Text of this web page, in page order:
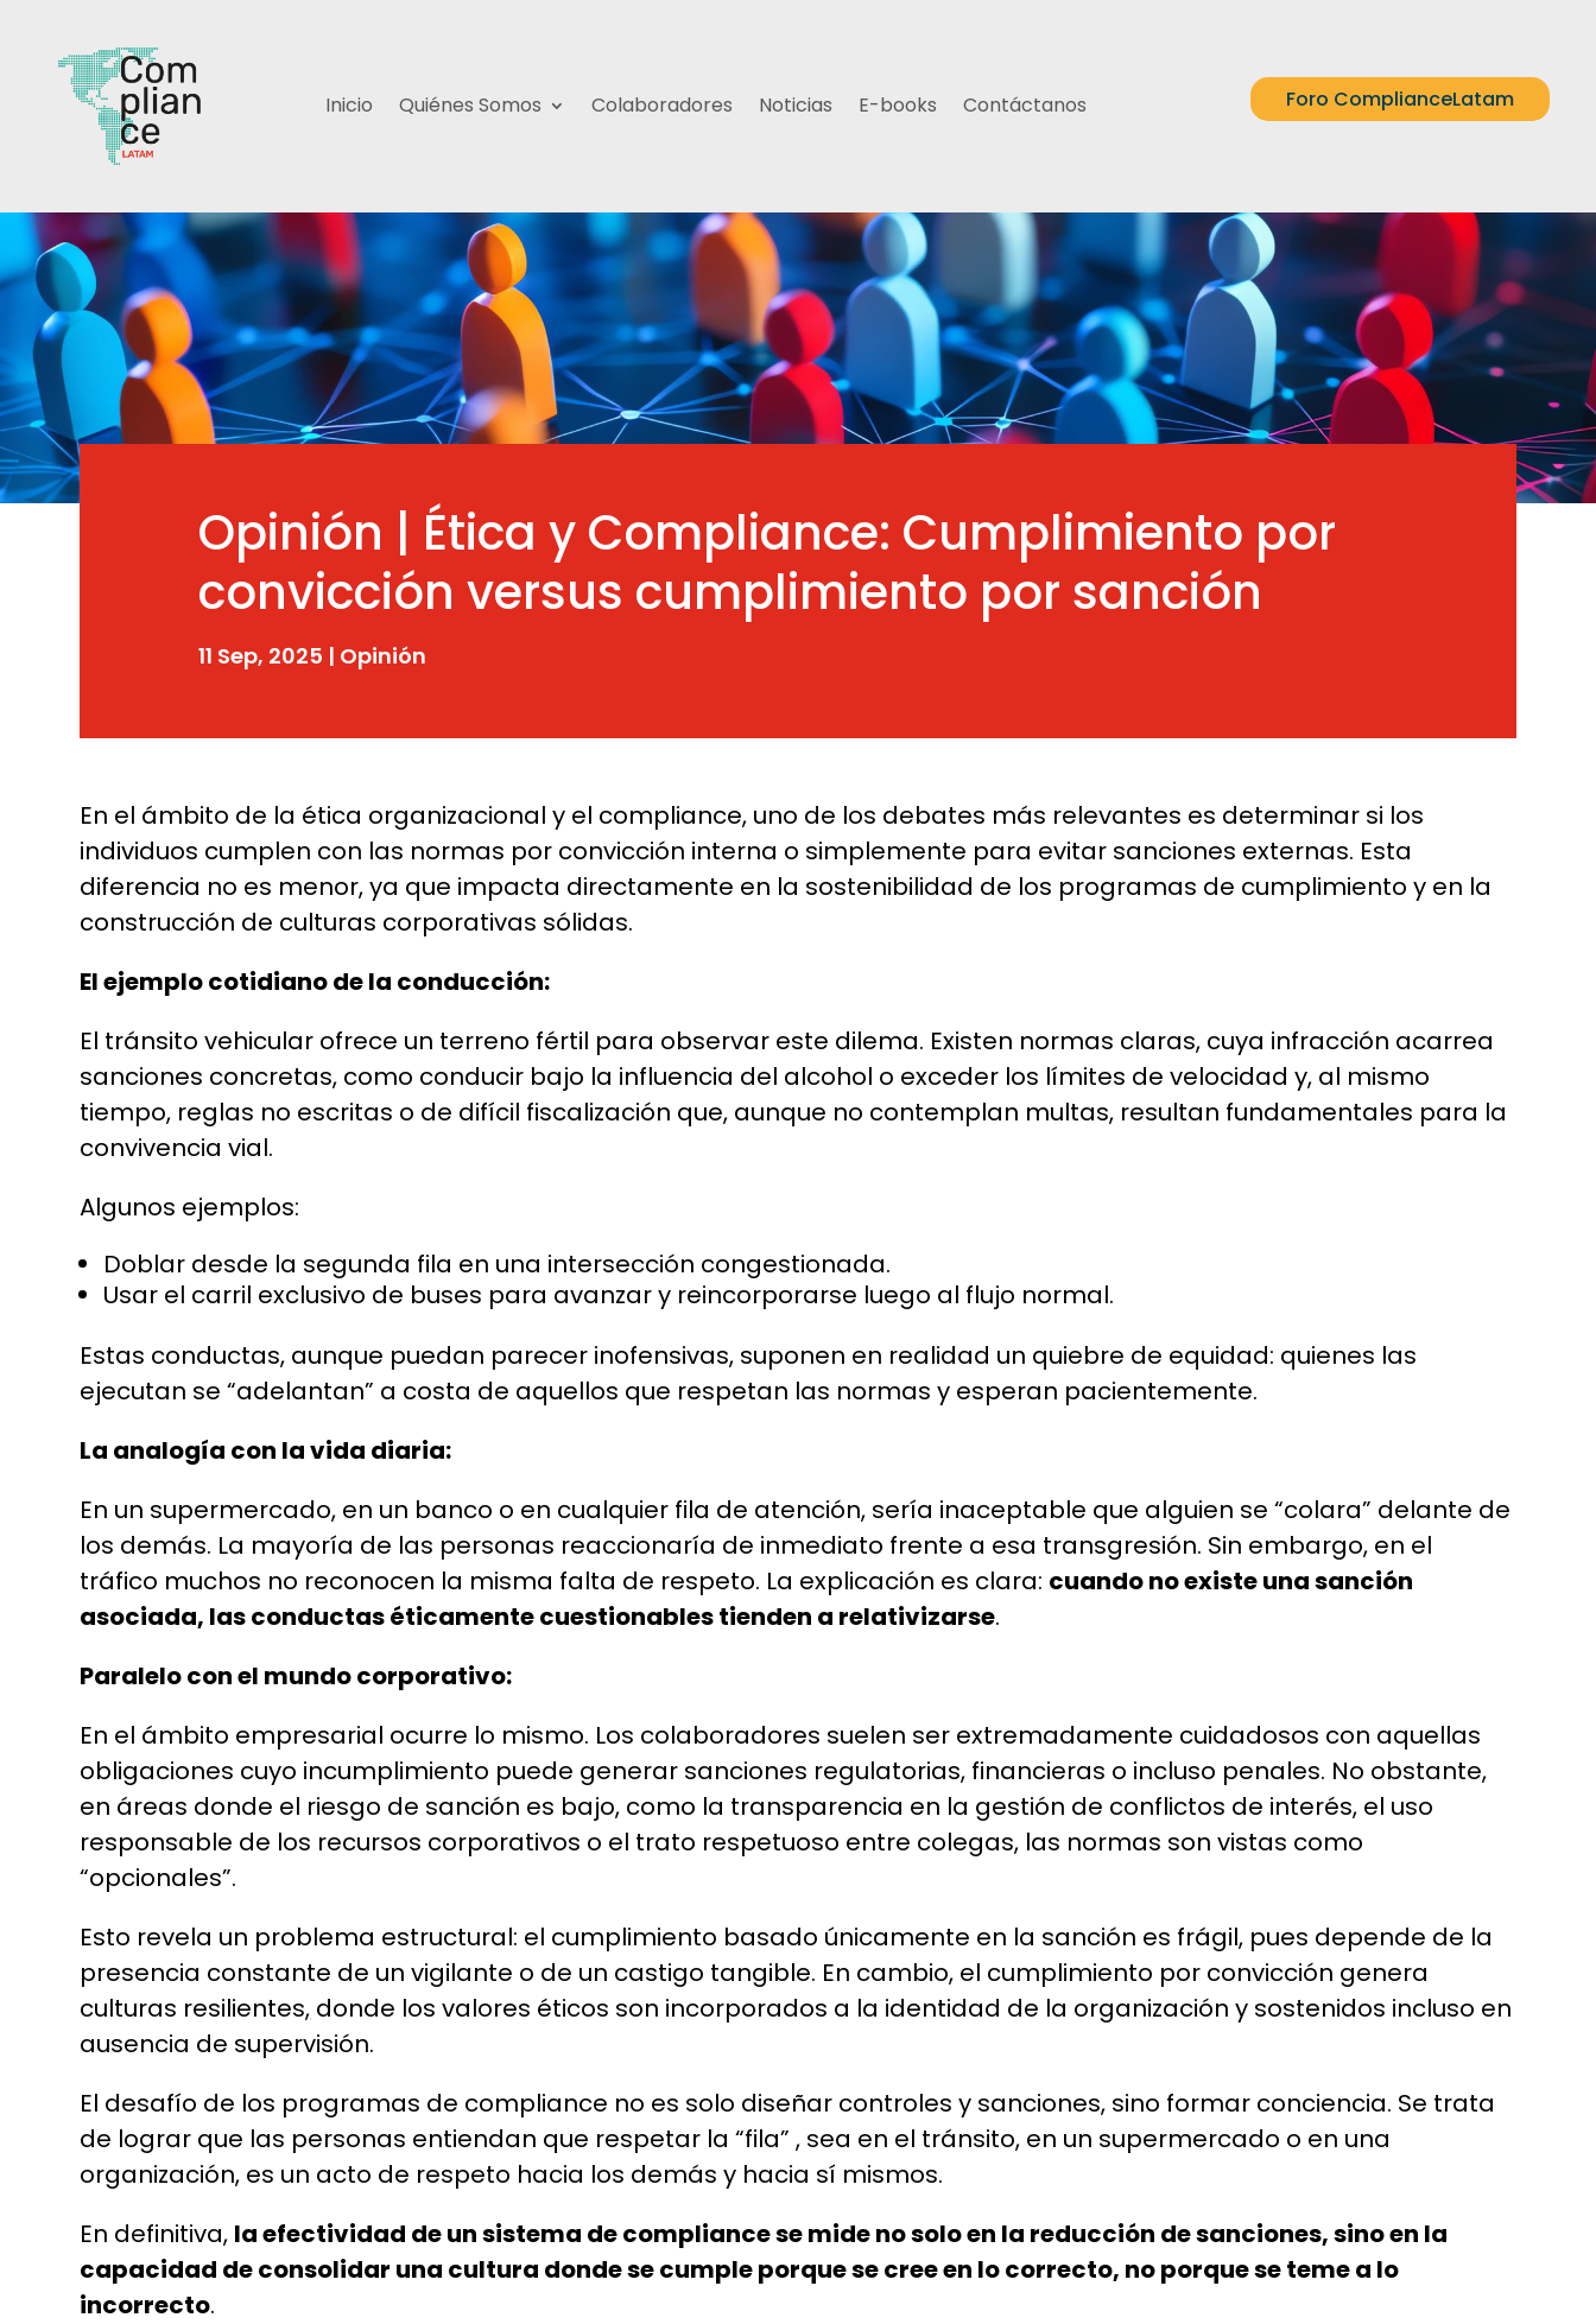
Inicio Quiénes Somos Colaboradores Noticias E-books Contáctanos Foro ComplianceLatam
Opinión | Ética y Compliance: Cumplimiento por
convicción versus cumplimiento por sanción
11 Sep, 2025 | Opinión
En el ámbito de la ética organizacional y el compliance, uno de los debates más relevantes es determinar si los
individuos cumplen con las normas por convicción interna o simplemente para evitar sanciones externas. Esta
diferencia no es menor, ya que impacta directamente en la sostenibilidad de los programas de cumplimiento y en la
construcción de culturas corporativas sólidas.
El ejemplo cotidiano de la conducción:
El tránsito vehicular ofrece un terreno fértil para observar este dilema. Existen normas claras, cuya infracción acarrea
sanciones concretas, como conducir bajo la influencia del alcohol o exceder los límites de velocidad y, al mismo
tiempo, reglas no escritas o de difícil fiscalización que, aunque no contemplan multas, resultan fundamentales para la
convivencia vial.
Algunos ejemplos:
Doblar desde la segunda fila en una intersección congestionada.
Usar el carril exclusivo de buses para avanzar y reincorporarse luego al flujo normal.
Estas conductas, aunque puedan parecer inofensivas, suponen en realidad un quiebre de equidad: quienes las
ejecutan se “adelantan” a costa de aquellos que respetan las normas y esperan pacientemente.
La analogía con la vida diaria:
En un supermercado, en un banco o en cualquier fila de atención, sería inaceptable que alguien se “colara” delante de
los demás. La mayoría de las personas reaccionaría de inmediato frente a esa transgresión. Sin embargo, en el
tráfico muchos no reconocen la misma falta de respeto. La explicación es clara: cuando no existe una sanción
asociada, las conductas éticamente cuestionables tienden a relativizarse.
Paralelo con el mundo corporativo:
En el ámbito empresarial ocurre lo mismo. Los colaboradores suelen ser extremadamente cuidadosos con aquellas
obligaciones cuyo incumplimiento puede generar sanciones regulatorias, financieras o incluso penales. No obstante,
en áreas donde el riesgo de sanción es bajo, como la transparencia en la gestión de conflictos de interés, el uso
responsable de los recursos corporativos o el trato respetuoso entre colegas, las normas son vistas como
“opcionales”.
Esto revela un problema estructural: el cumplimiento basado únicamente en la sanción es frágil, pues depende de la
presencia constante de un vigilante o de un castigo tangible. En cambio, el cumplimiento por convicción genera
culturas resilientes, donde los valores éticos son incorporados a la identidad de la organización y sostenidos incluso en
ausencia de supervisión.
El desafío de los programas de compliance no es solo diseñar controles y sanciones, sino formar conciencia. Se trata
de lograr que las personas entiendan que respetar la “fila” , sea en el tránsito, en un supermercado o en una
organización, es un acto de respeto hacia los demás y hacia sí mismos.
En definitiva, la efectividad de un sistema de compliance se mide no solo en la reducción de sanciones, sino en la
capacidad de consolidar una cultura donde se cumple porque se cree en lo correcto, no porque se teme a lo
incorrecto.